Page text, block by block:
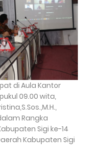
di Aula Kantor
09.00 wita,
Rangka
Sigi ke-14
Kabupaten Sigi